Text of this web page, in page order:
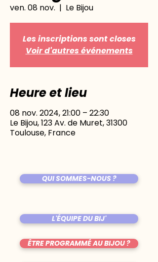
ven. 08 nov.
  |
Le Bijou
Les inscriptions sont closes
Voir d'autres événements
Heure et lieu
08 nov. 2024, 21:00 – 22:30
Le Bijou, 123 Av. de Muret, 31300
Toulouse, France
QUI SOMMES-NOUS ?
L'ÉQUIPE DU BIJ'
ÊTRE PROGRAMMÉ AU BIJOU ?